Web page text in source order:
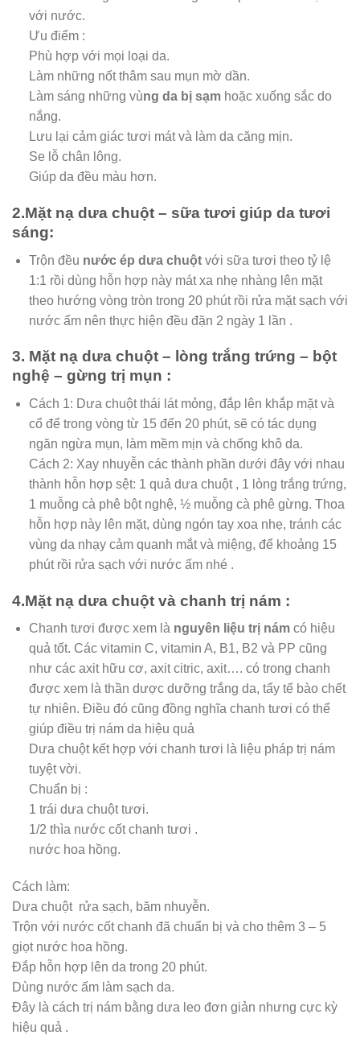
với nước.
Ưu điểm :
Phù hợp với mọi loại da.
Làm những nốt thâm sau mụn mờ dần.
Làm sáng những vùng da bị sạmhoặc xuống sắc do
nắng.
Lưu lại cảm giác tươi mát và làm da căng mịn.
Se lỗ chân lông.
Giúp da đều màu hơn.
2.Mặt nạ dưa chuột – sữa tươi giúp da tươi
sáng:
Trộn đều nước ép dưa chuộtvới sữa tươi theo tỷ lệ
1:1 rồi dùng hỗn hợp này mát xa nhẹ nhàng lên mặt
theo hướng vòng tròn trong 20 phút rồi rửa mặt sạch với
nước ấm nên thực hiện đều đặn 2 ngày 1 lần .
3. Mặt nạ dưa chuột – lòng trắng trứng – bột
nghệ – gừng trị mụn :
Cách 1: Dưa chuột thái lát mỏng, đắp lên khắp mặt và
cổ để trong vòng từ 15 đến 20 phút, sẽ có tác dụng
ngăn ngừa mụn, làm mềm mịn và chống khô da.
Cách 2: Xay nhuyễn các thành phần dưới đây với nhau
thành hỗn hợp sệt: 1 quả dưa chuột , 1 lòng trắng trứng,
1 muỗng cà phê bột nghệ, ½ muỗng cà phê gừng. Thoa
hỗn hợp này lên mặt, dùng ngón tay xoa nhẹ, tránh các
vùng da nhạy cảm quanh mắt và miệng, để khoảng 15
phút rồi rửa sạch với nước ấm nhé .
4.Mặt nạ dưa chuột và chanh trị nám :
Chanh tươi được xem là nguyên liệu trị námcó hiệu
quả tốt. Các vitamin C, vitamin A, B1, B2 và PP cũng
như các axit hữu cơ, axit citric, axit…. có trong chanh
được xem là thần dược dưỡng trắng da, tẩy tế bào chết
tự nhiên. Điều đó cũng đồng nghĩa chanh tươi có thể
giúp điều trị nám da hiệu quả
Dưa chuột kết hợp với chanh tươi là liệu pháp trị nám
tuyệt vời.
Chuẩn bị :
1 trái dưa chuột tươi.
1/2 thìa nước cốt chanh tươi .
nước hoa hồng.
Cách làm:
Dưa chuột rửa sạch, băm nhuyễn.
Trộn với nước cốt chanh đã chuẩn bị và cho thêm 3 – 5
giọt nước hoa hồng.
Đắp hỗn hợp lên da trong 20 phút.
Dùng nước ấm làm sạch da.
Đây là cách trị nám bằng dưa leo đơn giản nhưng cực kỳ
hiệu quả .